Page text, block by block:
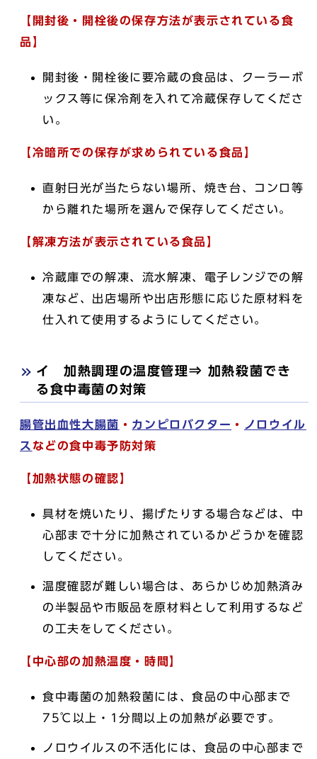
【開封後・開栓後の保存方法が表示されている食
品】
開封後・開栓後に要冷蔵の食品は、クーラーボ
ックス等に保冷剤を入れて冷蔵保存してくださ
い。
【冷暗所での保存が求められている食品】
直射日光が当たらない場所、焼き台、コンロ等
から離れた場所を選んで保存してください。
【解凍方法が表示されている食品】
冷蔵庫での解凍、流水解凍、電子レンジでの解
凍など、出店場所や出店形態に応じた原材料を
仕入れて使用するようにしてください。
イ 加熱調理の温度管理⇒ 加熱殺菌でき
る食中毒菌の対策
腸管出血性大腸菌 ・ カンピロバクター ・
ノロウイル
ス などの食中毒予防対策
【加熱状態の確認】
具材を焼いたり、揚げたりする場合などは、中
心部まで十分に加熱されているかどうかを確認
してください。
温度確認が難しい場合は、あらかじめ加熱済み
の半製品や市販品を原材料として利用するなど
の工夫をしてください。
【中心部の加熱温度・時間】
食中毒菌の加熱殺菌には、食品の中心部まで
75℃以上・1分間以上の加熱が必要です。
ノロウイルスの不活化には、食品の中心部まで